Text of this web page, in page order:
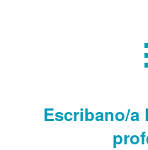
Escribano/a